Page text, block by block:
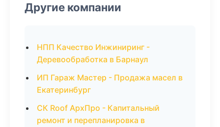
Другие компании
НПП Качество Инжиниринг -
Деревообработка в Барнаул
ИП Гараж Мастер - Продажа масел в
Екатеринбург
СК Roof АрхПро - Капитальный
ремонт и перепланировка в